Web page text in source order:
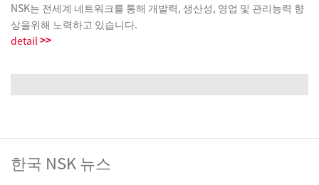
NSK는 전세계 네트워크를 통해 개발력, 생산성, 영업 및 관리능력 향
상을위해 노력하고 있습니다.
detail>>
한국 NSK 뉴스